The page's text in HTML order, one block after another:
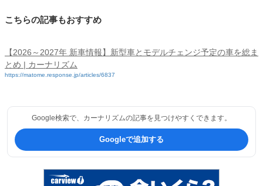
こちらの記事もおすすめ
【2026～2027年 新車情報】新型車とモデルチェンジ予定の車を総ま
とめ | カーナリズム
Google検索で、カーナリズムの記事を見つけやすくできます。